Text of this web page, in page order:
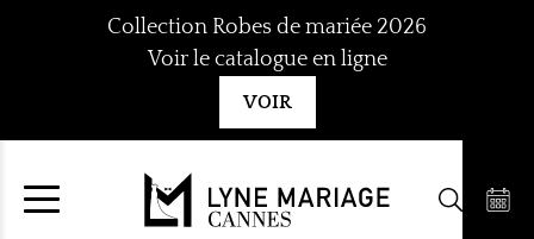
Collection Robes de mariée 2026
Voir le catalogue en ligne
VOIR